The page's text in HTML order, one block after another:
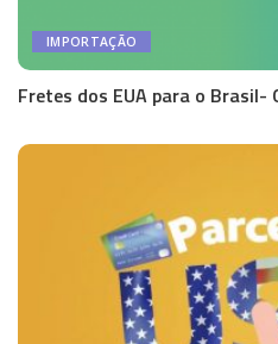
IMPORTAÇÃO
Fretes dos EUA para o Brasil-